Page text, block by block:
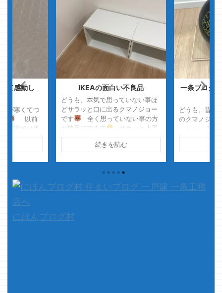
て感動し
が寒くてつ
以前
が家では半
・・
若
ってこのブ
IKEAの面白い不良品
どうも、本気で思っていない事ほ
どサラッと口に出るクマノジョー
です
全く思っていない事の方
が饒舌にでます
サラッと上手
に褒めてるつもりです ・・・が
心がこもっていないのがバレバレ
ードを必死こいて組立ております
が ちょっと面白い不良品が出てき
続きを読む
一条ブログ
どうも、昔は
のクマノジョ
・・・・？
カロリーメイ
の中の一つで
にほんブログ村